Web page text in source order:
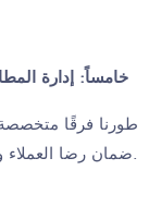
طورنا فرقًا
ضمان رضا العملاء وتقليل تأثير الكوارث الطبيعية على أعمالهم.